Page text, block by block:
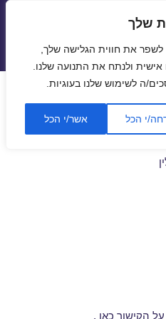
שלך
לשפר את חווית הגלישה שלך,
ולנתח את התנועה שלנו.
ה לשימוש שלנו בעוגיות.
י הכל אשר/י הכל
תפריטים
ווידג'טים
בספטמבר
על הקישור כאן .